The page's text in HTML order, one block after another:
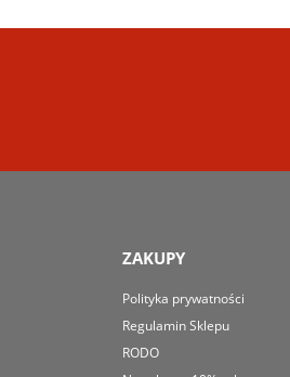
ZAKUPY
Polityka prywatności
Regulamin Sklepu
RODO